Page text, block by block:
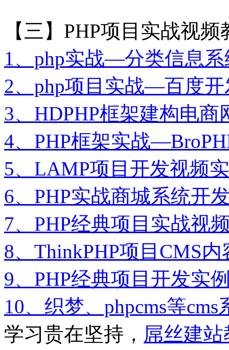
【三】PHP项目实战视
1、php实战—分类信息
2、php项目实战—百度
3、HDPHP框架建构电
4、PHP框架实战
5、LAMP项目开发视频
6、PHP实战商城系统开
7、PHP经典项目实战视
8、ThinkPHP项目CMS
9、PHP经典项目开发实
10、织梦、phpcms等
学习贵在坚持， 屌丝建